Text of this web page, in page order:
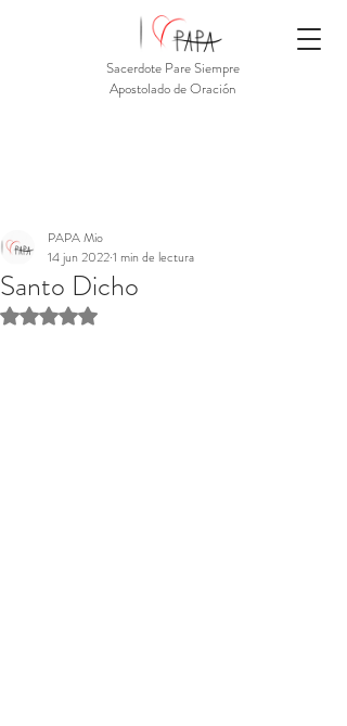
Sacerdote Pare Siempre
Apostolado de Oración
Santo Dicho
PAPA Mio
14 jun 20221 min de lectura
Obtuvo NaN de 5 estrellas.